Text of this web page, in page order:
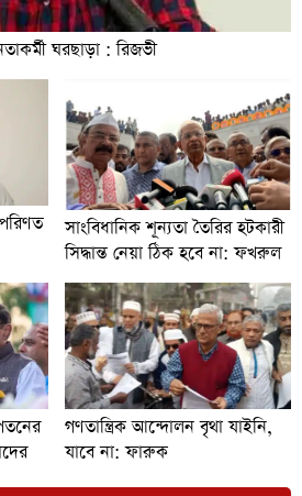
ঘরছাড়া : রিজভী
সাংবিধানিক শূন্যতা তৈরির হটকারী
সিদ্ধান্ত নেয়া ঠিক হবে না: ফখরুল
গণতান্ত্রিক আন্দোলন বৃথা যাইনি,
যাবে না: ফারুক